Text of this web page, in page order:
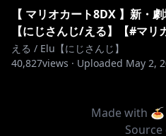
【 マリオカート8DX 】新・
【にじさんじ/える】【#マリ
える / Elu【にじさんじ】
40,827views · Uploaded May 2,
Made with
Source